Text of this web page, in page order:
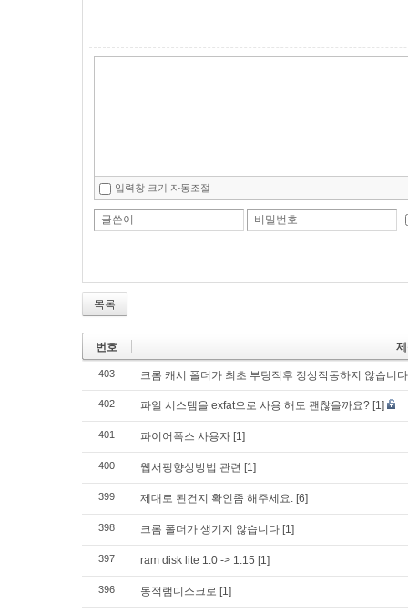
입력창 크기 자동조절
글쓴이 비밀번호
목록
번호
403 크롬 캐시 폴더가 최초 부팅직후 정상작동하지 않습니
402 파일 시스템을 exfat으로 사용 해도 괜찮을까요? [1]
401 파이어폭스 사용자 [1]
400 웹서핑향상방법 관련 [1]
399 제대로 된건지 확인좀 해주세요. [6]
398 크롬 폴더가 생기지 않습니다 [1]
397 ram disk lite 1.0 -> 1.15 [1]
396 동적램디스크로 [1]